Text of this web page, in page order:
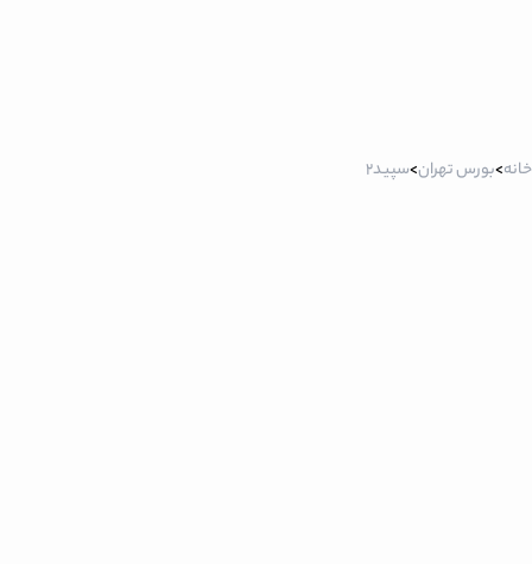
خانه>بورس تهران>سپید2